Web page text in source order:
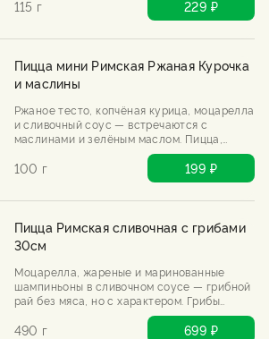
понравится.
115 г 229 ₽
Пицца мини Римская Ржаная Курочка
и маслины
Ржаное тесто, копчёная курица, моцарелла
и сливочный соус — встречаются с
маслинами и зелёным маслом. Пицца,
которая звучит странно, а на деле —
гениально. Попробуй, не пожалеешь.
100 г 199 ₽
Пицца Римская сливочная с грибами
30см
Моцарелла, жареные и маринованные
шампиньоны в сливочном соусе — грибной
рай без мяса, но с характером. Грибы
спорят друг с другом, а выигрываешь ты.
Подается с трюфельным маслом.
490 г 699 ₽